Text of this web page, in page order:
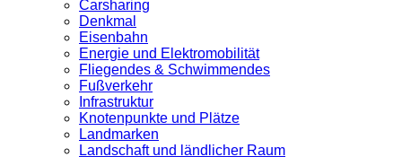
Carsharing
Denkmal
Eisenbahn
Energie und Elektromobilität
Fliegendes & Schwimmendes
Fußverkehr
Infrastruktur
Knotenpunkte und Plätze
Landmarken
Landschaft und ländlicher Raum